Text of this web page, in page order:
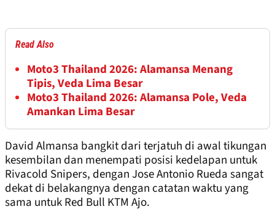
Read Also
Moto3 Thailand 2026: Alamansa Menang
Tipis, Veda Lima Besar
Moto3 Thailand 2026: Alamansa Pole, Veda
Amankan Lima Besar
David Almansa bangkit dari terjatuh di awal tikungan
kesembilan dan menempati posisi kedelapan untuk
Rivacold Snipers, dengan Jose Antonio Rueda sangat
dekat di belakangnya dengan catatan waktu yang
sama untuk Red Bull KTM Ajo.